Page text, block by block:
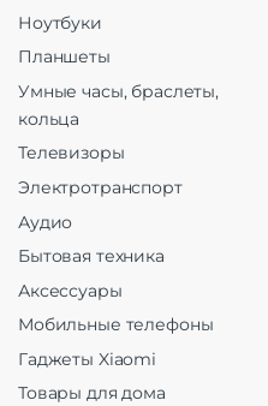
Ноутбуки
Планшеты
Умные часы, браслеты,
кольца
Телевизоры
Электротранспорт
Аудио
Бытовая техника
Аксессуары
Мобильные телефоны
Гаджеты Xiaomi
Товары для дома